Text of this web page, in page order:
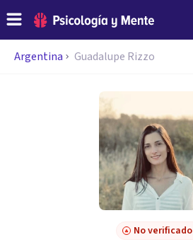
Argentina Guadalupe Rizzo
No verificado